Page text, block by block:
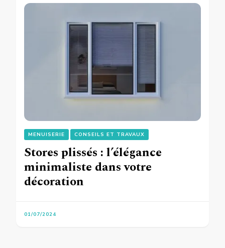
MENUISERIE CONSEILS ET TRAVAUX
Stores plissés : l’élégance
minimaliste dans votre
décoration
01/07/2024